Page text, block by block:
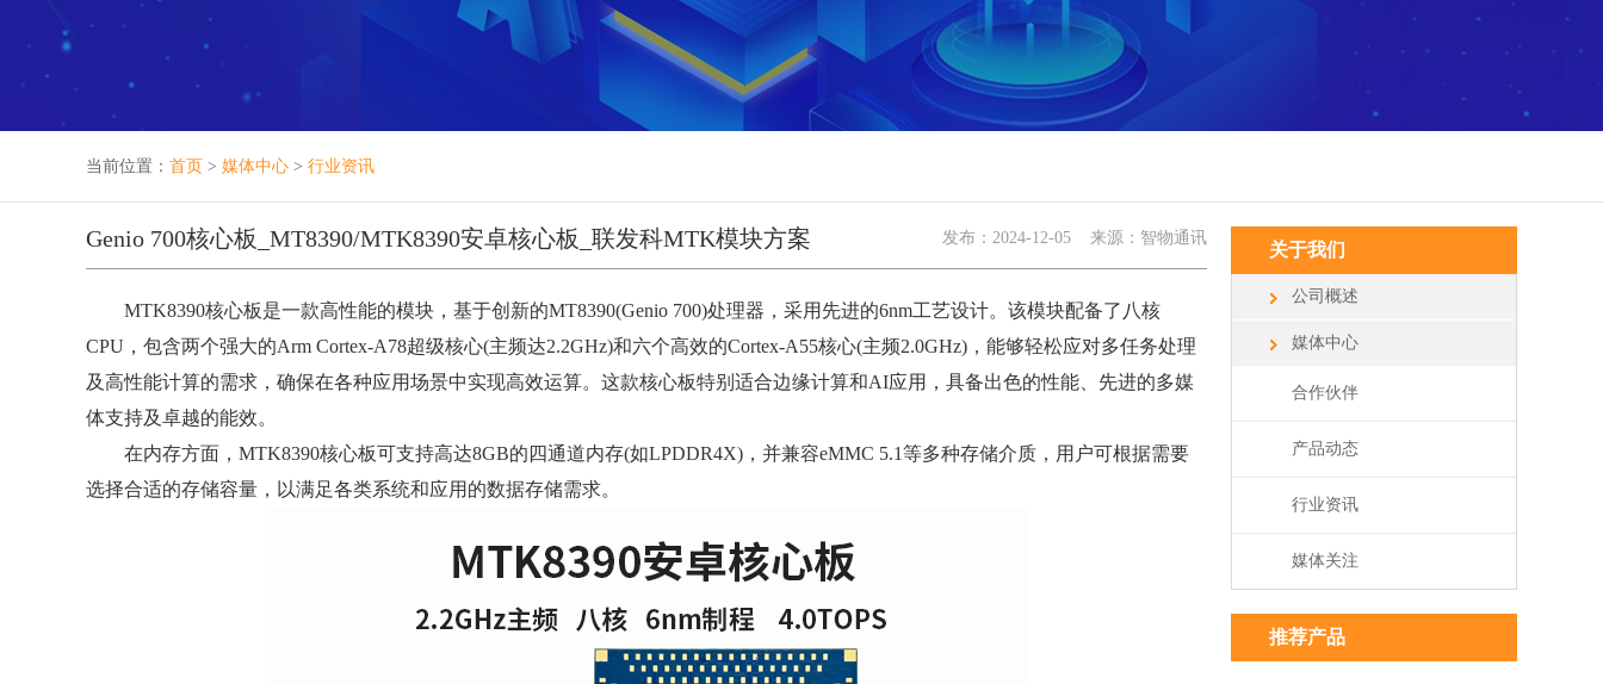
当前位置： 首页 > 媒体中心 > 行业资讯
Genio 700核心板_MT8390/MTK8390安卓核心板_联发科MTK模块方案 发布： 2024-12-05 来源：智物通讯
MTK8390核心板是一款高性能的模块，基于创新的MT8390(Genio 700)处理器，采用先进的6nm工艺设计。该模块配备了八核
CPU，包含两个强大的Arm Cortex-A78超级核心(主频达2.2GHz)和六个高效的Cortex-A55核心(主频2.0GHz)，能够轻松应对多任务处理
及高性能计算的需求，确保在各种应用场景中实现高效运算。这款核心板特别适合边缘计算和AI应用，具备出色的性能、先进的多媒
体支持及卓越的能效。
在内存方面，MTK8390核心板可支持高达8GB的四通道内存(如LPDDR4X)，并兼容eMMC 5.1等多种存储介质，用户可根据需要
选择合适的存储容量，以满足各类系统和应用的数据存储需求。
关于我们
公司概述
媒体中心
合作伙伴
产品动态
行业资讯
媒体关注
推荐产品